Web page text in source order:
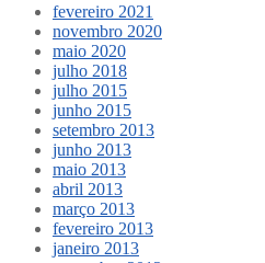
fevereiro 2021
novembro 2020
maio 2020
julho 2018
julho 2015
junho 2015
setembro 2013
junho 2013
maio 2013
abril 2013
março 2013
fevereiro 2013
janeiro 2013